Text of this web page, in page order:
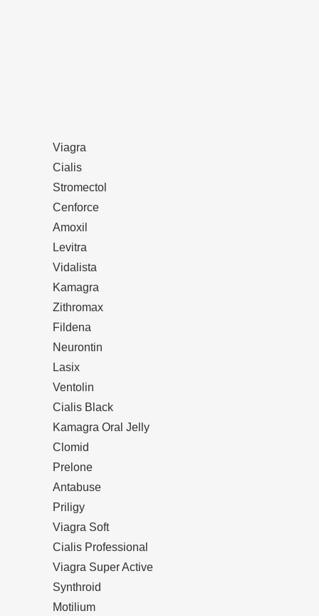
Viagra
Cialis
Stromectol
Cenforce
Amoxil
Levitra
Vidalista
Kamagra
Zithromax
Fildena
Neurontin
Lasix
Ventolin
Cialis Black
Kamagra Oral Jelly
Clomid
Prelone
Antabuse
Priligy
Viagra Soft
Cialis Professional
Viagra Super Active
Synthroid
Motilium